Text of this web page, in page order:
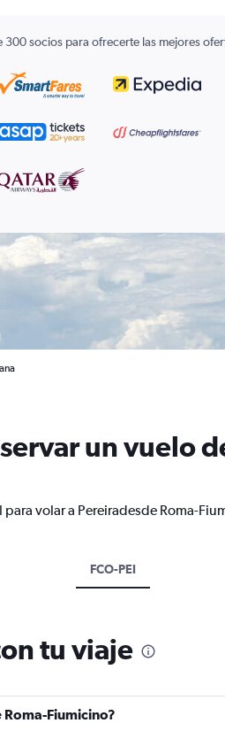
300 socios para ofrecerte las mejores
un vuelo
volar a Pereiradesde Roma-
FCO-PEI
tu viaje
Fiumicino?